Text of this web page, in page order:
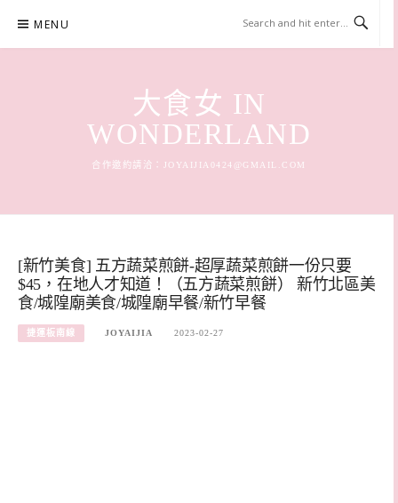
content
MENU
大食女 IN
WONDERLAND
合作邀約請洽： JOYAIJIA0424@GMAIL.COM
[新竹美食] 五方蔬菜煎餅-超厚蔬菜煎餅一份只要
$45，在地人才知道！（五方蔬菜煎餅） 新竹北區美
食/城隍廟美食/城隍廟早餐/新竹早餐
捷運板南線 JOYAIJIA 2023-02-27